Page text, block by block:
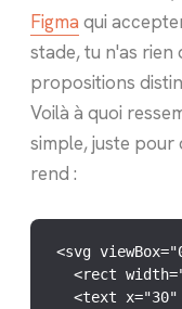
Figma qui
stade, tu n'as rien
propositions
Voilà à quoi
simple, juste pour
rend :
<svg
<rect
<text